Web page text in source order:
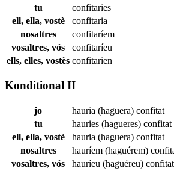
tu
confitaries
ell, ella, vostè
confitaria
nosaltres
confitaríem
vosaltres, vós
confitaríeu
ells, elles, vostès confitarien
Konditional II
jo hauria (haguera) confitat
tu
hauries (hagueres) confitat
ell, ella, vostè
hauria (haguera) confitat
nosaltres
hauríem (haguérem)
vosaltres, vós
hauríeu (haguéreu) confitat